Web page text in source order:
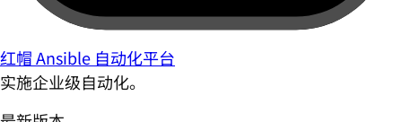
红帽 Ansible 自动化平台
实施企业级自动化。